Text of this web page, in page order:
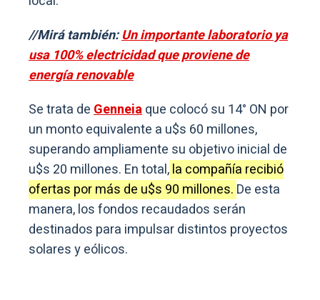
//Mirá también:Un importante laboratorio ya
usa 100% electricidad que proviene de
energía renovable
Se trata deGenneiaque colocó su 14° ON por
un monto equivalente a u$s 60 millones,
superando ampliamente su objetivo inicial de
u$s 20 millones. En total,la compañía recibió
ofertas por más de u$s 90 millones. De esta
manera, los fondos recaudados serán
destinados para impulsar distintos proyectos
solares y eólicos.